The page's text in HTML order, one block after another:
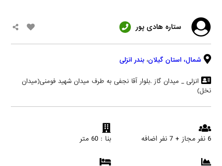
ستاره هادی پور
شمال، استان گیلان، بندر انزلی
انزلی _ میدان گاز .بلوار آقا نجفی به طرف میدان شهید فومنی(میدان
نخل)
6 نفر مجاز + 7 نفر اضافه بنا : 60 متر